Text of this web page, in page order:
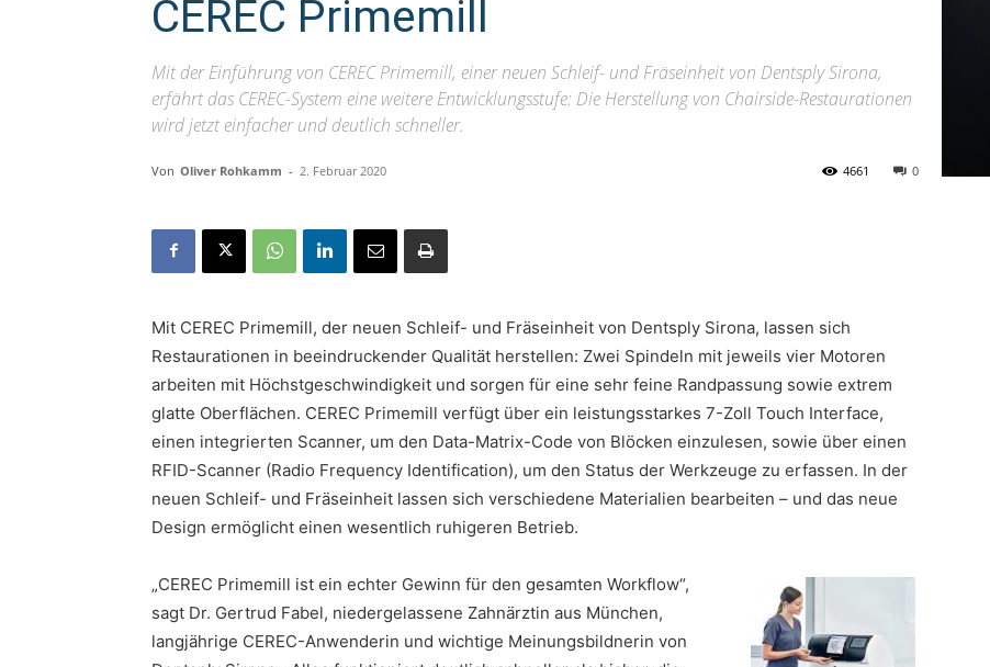
CEREC Primemill
Mit der Einführung von CEREC Primemill, einer neuen Schleif- und Fräseinheit von Dentsply Sirona,
erfährt das CEREC-System eine weitere Entwicklungsstufe: Die Herstellung von Chairside-Restaurationen
wird jetzt einfacher und deutlich schneller.
Von Oliver Rohkamm - 2. Februar 2020 0
4661
Mit CEREC Primemill, der neuen Schleif- und Fräseinheit von Dentsply Sirona, lassen sich
Restaurationen in beeindruckender Qualität herstellen: Zwei Spindeln mit jeweils vier Motoren
arbeiten mit Höchstgeschwindigkeit und sorgen für eine sehr feine Randpassung sowie extrem
glatte Oberflächen. CEREC Primemill verfügt über ein leistungsstarkes 7-Zoll Touch Interface,
einen integrierten Scanner, um den Data-Matrix-Code von Blöcken einzulesen, sowie über einen
RFID-Scanner (Radio Frequency Identification), um den Status der Werkzeuge zu erfassen. In der
neuen Schleif- und Fräseinheit lassen sich verschiedene Materialien bearbeiten – und das neue
Design ermöglicht einen wesentlich ruhigeren Betrieb.
„CEREC Primemill ist ein echter Gewinn für den gesamten Workflow“,
sagt Dr. Gertrud Fabel, niedergelassene Zahnärztin aus München,
langjährige CEREC-Anwenderin und wichtige Meinungsbildnerin von